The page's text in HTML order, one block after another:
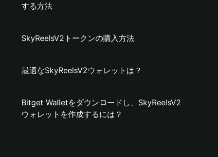
する方法
SkyReelsV2トークンの購入方法
最適なSkyReelsV2ウォレットは？
Bitget Walletをダウンロードし、SkyReelsV2
ウォレットを作成するには？